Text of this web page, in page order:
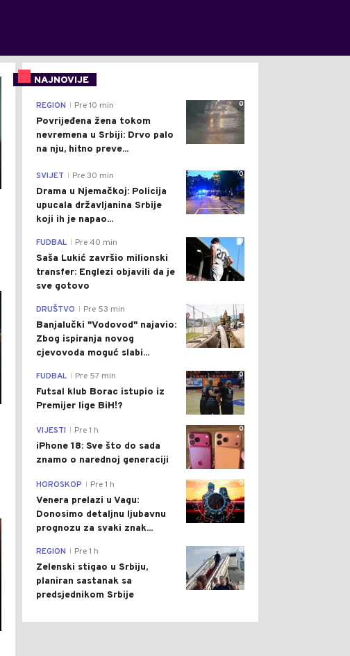
NAJNOVIJE
0
REGION Pre 10 min
Povrijeđena žena tokom
nevremena u Srbiji: Drvo palo
na nju, hitno preve...
0
SVIJET Pre 30 min
Drama u Njemačkoj: Policija
upucala državljanina Srbije
koji ih je napao...
0
FUDBAL Pre 40 min
Saša Lukić završio milionski
transfer: Englezi objavili da je
sve gotovo
0
DRUŠTVO Pre 53 min
Banjalučki "Vodovod" najavio:
Zbog ispiranja novog
cjevovoda moguć slabi...
0
FUDBAL Pre 57 min
Futsal klub Borac istupio iz
Premijer lige BiH!?
0
VIJESTI Pre 1 h
iPhone 18: Sve što do sada
znamo o narednoj generaciji
0
HOROSKOP Pre 1 h
Venera prelazi u Vagu:
Donosimo detaljnu ljubavnu
prognozu za svaki znak...
0
REGION Pre 1 h
Zelenski stigao u Srbiju,
planiran sastanak sa
predsjednikom Srbije